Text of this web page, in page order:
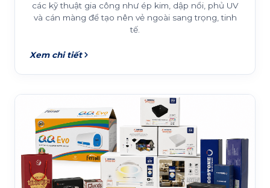
các kỹ thuật gia công như ép kim, dập nổi, phủ UV
và cán màng để tạo nên vẻ ngoài sang trọng, tinh
tế.
Xem chi tiết